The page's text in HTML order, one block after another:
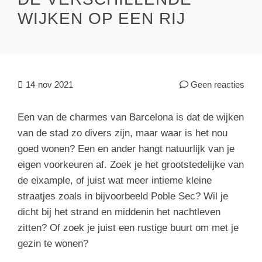
WIJKEN OP EEN RIJ
14 nov 2021 Geen reacties
Een van de charmes van Barcelona is dat de wijken
van de stad zo divers zijn, maar waar is het nou
goed wonen? Een en ander hangt natuurlijk van je
eigen voorkeuren af. Zoek je het grootstedelijke van
de eixample, of juist wat meer intieme kleine
straatjes zoals in bijvoorbeeld Poble Sec? Wil je
dicht bij het strand en middenin het nachtleven
zitten? Of zoek je juist een rustige buurt om met je
gezin te wonen?